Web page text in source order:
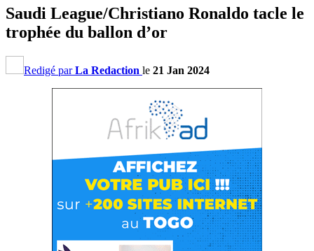
Saudi League/Christiano Ronaldo tacle le
trophée du ballon d’or
Redigé parLa Redaction le 21 Jan 2024